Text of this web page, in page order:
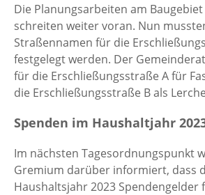
Die Planungsarbeiten am Baugebiet
schreiten weiter voran. Nun
Straßennamen für die
festgelegt werden. Der
für die Erschließungsstraße A für
die Erschließungsstraße B als
Spenden im Haushaltjahr
Im nächsten Tagesordnungspunkt
Gremium darüber informiert, dass
Haushaltsjahr 2023 Spendengelder